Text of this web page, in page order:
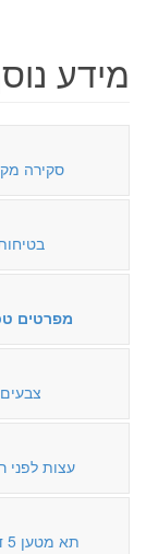
מידע
סקירה
מפרטים
צבעים
עצות לפני
תא מטען 5 דלתות